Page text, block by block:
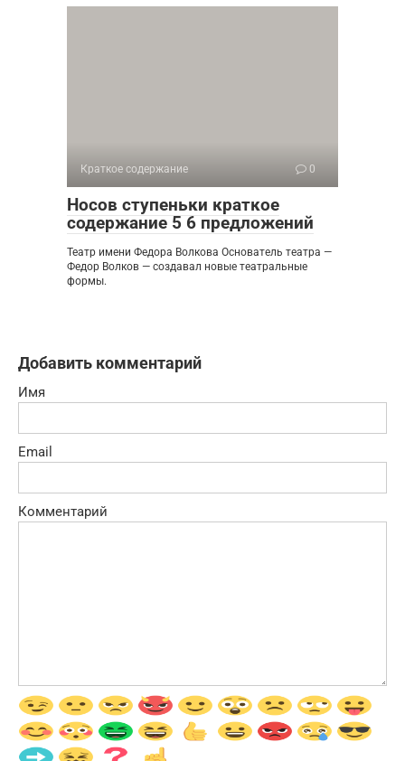
Краткое содержание 0
Носов ступеньки краткое
содержание 5 6 предложений
Театр имени Федора Волкова Основатель театра —
Федор Волков — создавал новые театральные
формы.
Добавить комментарий
Имя
Email
Комментарий